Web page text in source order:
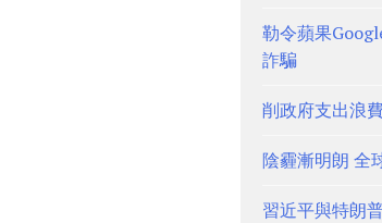
勒令蘋果
詐騙
削政府支出浪
陰霾漸明朗 全
習近平與特朗